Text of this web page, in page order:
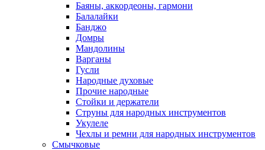
Баяны, аккордеоны, гармони
Балалайки
Банджо
Домры
Мандолины
Варганы
Гусли
Народные духовые
Прочие народные
Стойки и держатели
Струны для народных инструментов
Укулеле
Чехлы и ремни для народных инструментов
Смычковые